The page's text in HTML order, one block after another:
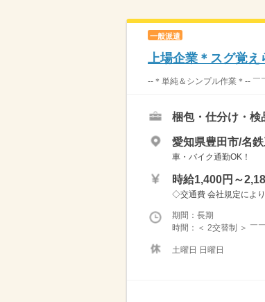
一般派遣
上場企業＊スグ覚
--＊単純＆シンプル作業＊--
梱包・仕分け・検
愛知県豊田市/名
車・バイク通勤OK！
時給1,400円～
◇交通費 会社規定によ
期間：長期
時間：＜ 2交替制 ＞ ￣
土曜日 日曜日